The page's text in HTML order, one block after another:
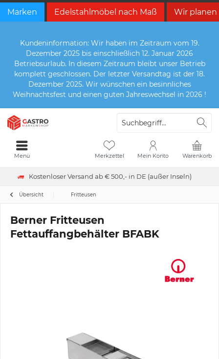
Marken Edelstahlmöbel nach Maß Wir planen
Kundeninformation: Wir haben im Zeitraum vom 19.
Dezember 2025 bis einschließlich 12. Januar 2026
Betriebsurlaub. In diesem Zeitraum bleibt unser Betrieb
komplett geschlossen. Der letzter Versandtag ist der 18.
Dezember 2025. Wir wünschen ein besinnliches
Weihnachtsfest und einen guten Jahreswechsel in 2026 !
Kostenloser Versand ab € 500,- in DE (außer Inseln)
Warenkorb
Merkzettel Mein Konto
Menü
Übersicht Fritteusen
Berner Fritteusen
Fettauffangbehälter BFABK